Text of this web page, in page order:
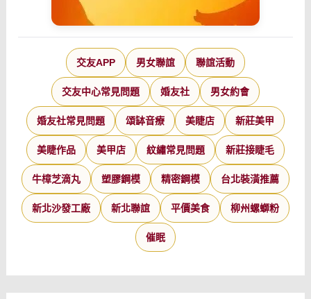
交友APP 男女聯誼 聯誼活動
交友中心常見問題 婚友社 男女約會
婚友社常見問題 頌缽音療 美睫店 新莊美甲
美睫作品 美甲店 紋繡常見問題 新莊接睫毛
牛樟芝滴丸 塑膠鋼模 精密鋼模 台北裝潢推薦
新北沙發工廠 新北聯誼 平價美食 柳州螺螄粉
催眠